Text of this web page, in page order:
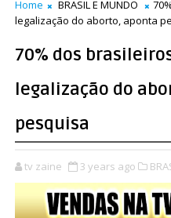
Home BRASIL E MUNDO
legalização do aborto, aponta
70% dos
legalização do
pesquisa
tv zaine 3 years ago